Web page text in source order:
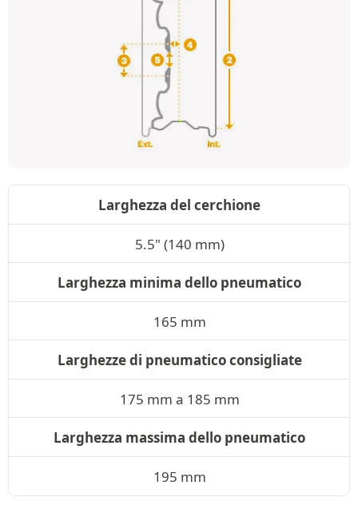
Larghezza del cerchione
5.5" (140 mm)
Larghezza minima dello pneumatico
165 mm
Larghezze di pneumatico consigliate
175 mm a 185 mm
Larghezza massima dello pneumatico
195 mm